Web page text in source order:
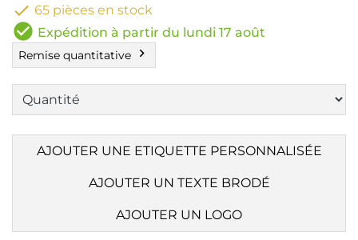
 65 pièces en stock
check_circle Expédition à partir du lundi 17 août
Remise quantitative chevron_right
AJOUTER UNE ETIQUETTE PERSONNALISÉE
AJOUTER UN TEXTE BRODÉ
AJOUTER UN LOGO